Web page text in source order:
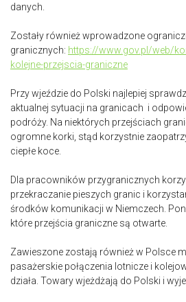
danych.
Zostały również wprowadzone
granicznych: https://www.gov.pl/web/
kolejne-przejscia-graniczne
Przy wjeździe do Polski najlepiej
aktualnej sytuacji na granicach i
podróży. Na niektórych przejściach
ogromne korki, stąd korzystnie
ciepłe koce.
Dla pracowników przygranicznych
przekraczanie pieszych granic i
środków komunikacji w Niemczech.
które przejścia graniczne są otwarte.
Zawieszone zostają również w Polsce
pasażerskie połączenia lotnicze i
działa. Towary wjeżdżają do Polski i